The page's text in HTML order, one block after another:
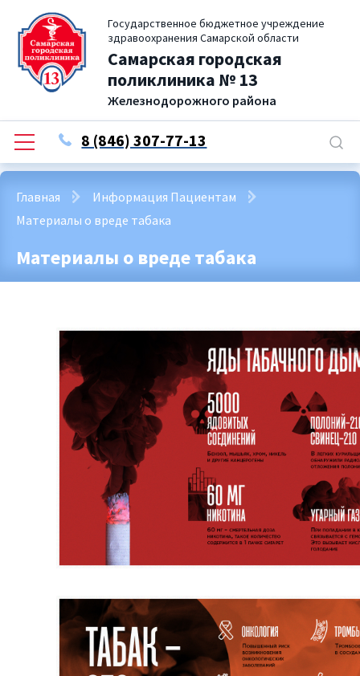
Государственное бюджетное учреждение
здравоохранения Самарской области
Самарская городская
поликлиника № 13
Железнодорожного района
8 (846) 307-77-13
Главная
Информация Пациентам
Материалы о вреде табака
Материалы о вреде табака